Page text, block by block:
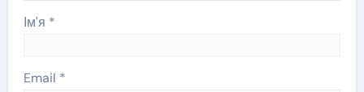
Ім'я *
Email *